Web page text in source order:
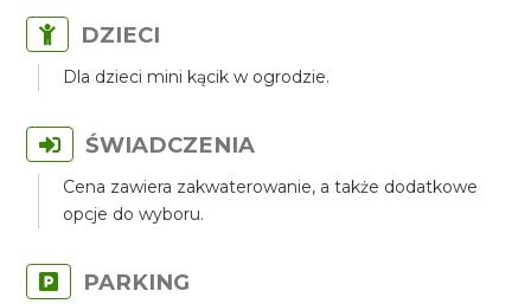
DZIECI
Dla dzieci mini kącik w ogrodzie.
ŚWIADCZENIA
Cena zawiera zakwaterowanie, a także dodatkowe
opcje do wyboru.
PARKING